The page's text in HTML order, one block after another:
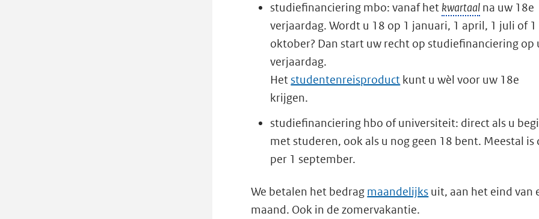
een
nieuw
tabblad
studiefinanciering mbo: vanaf het kwartaal na uw 18e
verjaardag. Wordt u 18 op 1 januari, 1 april, 1 juli of 1
oktober? Dan start uw recht op studiefinanciering op
verjaardag.
Hetstudentenreisproduct kunt u wèl voor uw 18e
krijgen.
studiefinanciering hbo of universiteit: direct als u
met studeren, ook als u nog geen 18 bent. Meestal is
per 1 september.
We betalen het bedrag maandelijks uit, aan het eind van
maand. Ook in de zomervakantie.